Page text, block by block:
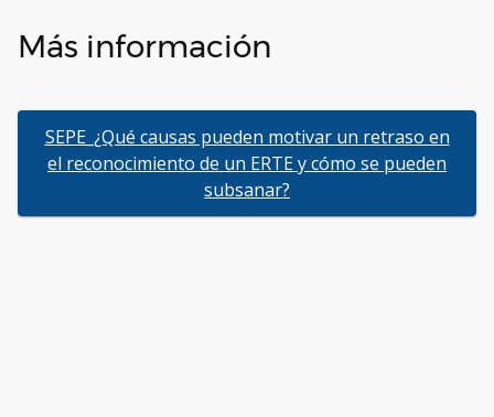
Más información
SEPE_¿Qué causas pueden motivar un retraso en
el reconocimiento de un ERTE y cómo se pueden
subsanar?